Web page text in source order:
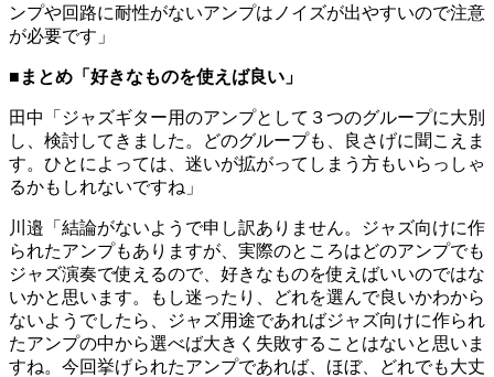
ンプや回路に耐性がないアンプはノイズが出やすいので注意
が必要です」
■まとめ「好きなものを使えば良い」
田中「ジャズギター用のアンプとして３つのグループに大別
し、検討してきました。どのグループも、良さげに聞こえま
す。ひとによっては、迷いが拡がってしまう方もいらっしゃ
るかもしれないですね」
川邉「結論がないようで申し訳ありません。ジャズ向けに作
られたアンプもありますが、実際のところはどのアンプでも
ジャズ演奏で使えるので、好きなものを使えばいいのではな
いかと思います。もし迷ったり、どれを選んで良いかわから
ないようでしたら、ジャズ用途であればジャズ向けに作られ
たアンプの中から選べば大きく失敗することはないと思いま
すね。今回挙げられたアンプであれば、ほぼ、どれでも大丈